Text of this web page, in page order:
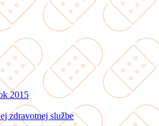
2015
zdravotnej službe